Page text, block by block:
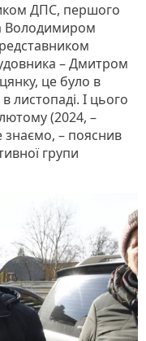
ДПС, першого
Володимиром
– Дмитром
це було в
листопаді. І цього
(2024, –
знаємо, – пояснив
групи